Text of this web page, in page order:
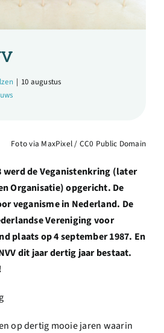
| 10 augustus
Foto via MaxPixel / CC0 Public Domain
werd de Veganistenkring (later
Organisatie) opgericht. De
veganisme in Nederland. De
Vereniging voor
plaats op 4 september 1987. En
dit jaar dertig jaar bestaat.
op dertig mooie jaren waarin